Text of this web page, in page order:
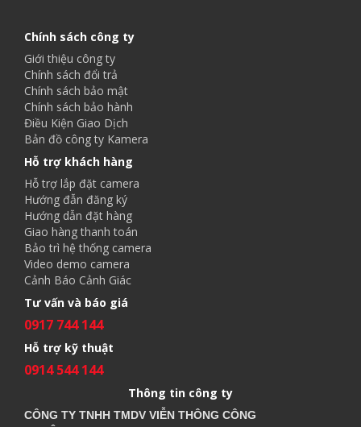
Chính sách công ty
Giới thiệu công ty
Chính sách đổi trả
Chính sách bảo mật
Chính sách bảo hành
Điều Kiện Giao Dịch
Bản đồ công ty Kamera
Hỗ trợ khách hàng
Hỗ trợ lắp đặt camera
Hướng đẫn đăng ký
Hướng dẫn đặt hàng
Giao hàng thanh toán
Bảo trì hệ thống camera
Video demo camera
Cảnh Báo Cảnh Giác
Tư vấn và báo giá
0917 744 144
Hỗ trợ kỹ thuật
0914 544 144
Thông tin công ty
CÔNG TY TNHH TMDV VIỄN THÔNG CÔNG